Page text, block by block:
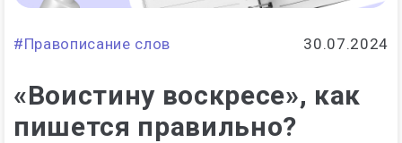
#Правописание слов 30.07.2024
«Воистину воскресе», как
пишется правильно?